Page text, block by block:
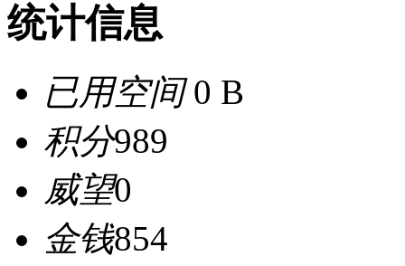
统计信息
已用空间0 B
积分989
威望0
金钱854